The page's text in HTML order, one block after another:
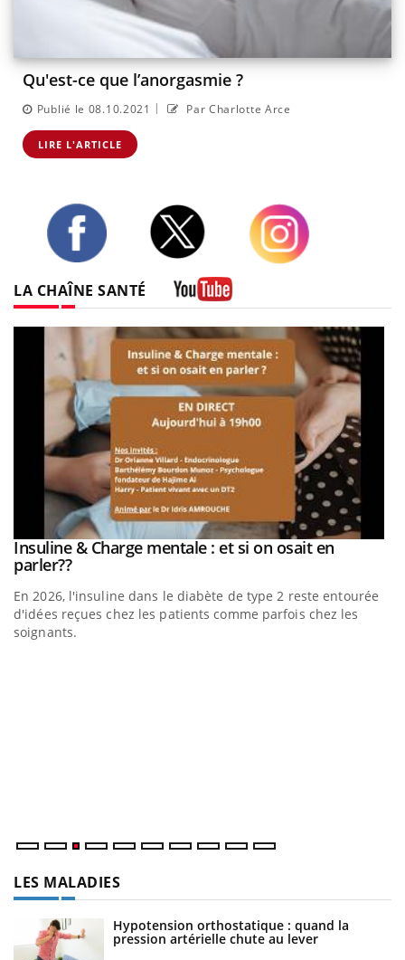
Qu'est-ce que l’anorgasmie ?
Publié le 08.10.2021 | Par Charlotte Arce
LIRE L'ARTICLE
LA CHAÎNE SANTÉ
Youtube
Insuline & Charge mentale : et si on osait en
parler??Youtube
En 2026, l'insuline dans le diabète de type 2 reste entourée
d'idées reçues chez les patients comme parfois chez les
soignants.
LES MALADIES
Hypotension orthostatique : quand la
pression artérielle chute au lever